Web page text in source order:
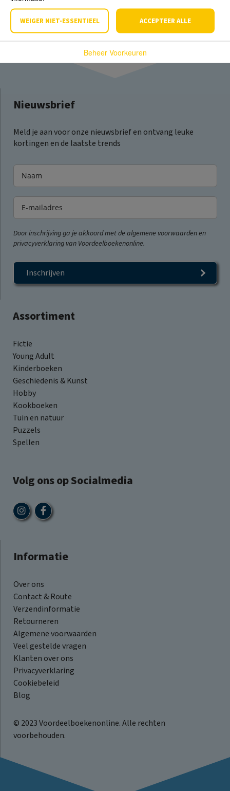
Assortiment
Fictie
Young Adult
Kinderboeken
Geschiedenis & Kunst
Hobby
Kookboeken
Tuin en natuur
Puzzels
Spellen
Volg ons op Socialmedia
Informatie
Over ons
Contact & Route
Verzendinformatie
Retourneren
Algemene voorwaarden
Veel gestelde vragen
Klanten over ons
Privacyverklaring
Cookiebeleid
Blog
© 2023 Voordeelboekenonline. Alle rechten
voorbehouden.
Nieuwsbrief
Meld je aan voor onze nieuwsbrief en ontvang leuke
kortingen en de laatste trends
Door inschrijving ga je akkoord met de algemene voorwaarden en
privacyverklaring van Voordeelboekenonline.
Inschrijven
WEIGER NIET-ESSENTIEEL ACCEPTEER ALLE
Beheer Voorkeuren